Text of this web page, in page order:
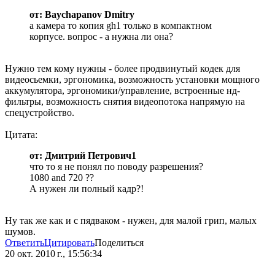
от: Baychapanov Dmitry
а камера то копия gh1 только в компактном
корпусе. вопрос - а нужна ли она?
Нужно тем кому нужны - более продвинутый кодек для
видеосьемки, эргономика, возможность установки мощного
аккумулятора, эргономики/управление, встроенные нд-
фильтры, возможность снятия видеопотока напрямую на
спецустройство.
Цитата:
от: Дмитрий Петрович1
что то я не понял по поводу разрешения?
1080 and 720 ??
А нужен ли полный кадр?!
Ну так же как и с пядваком - нужен, для малой грип, малых
шумов.
ОтветитьЦитироватьПоделиться
20 окт. 2010 г., 15:56:34